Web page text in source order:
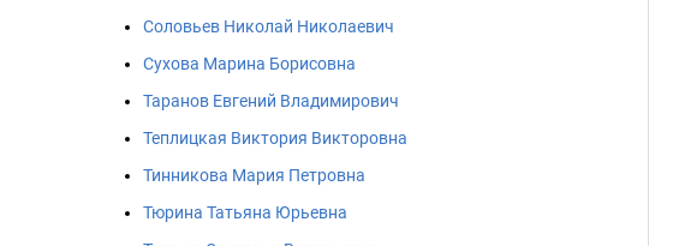
Соловьев Николай Николаевич
Сухова Марина Борисовна
Таранов Евгений Владимирович
Теплицкая Виктория Викторовна
Тинникова Мария Петровна
Тюрина Татьяна Юрьевна